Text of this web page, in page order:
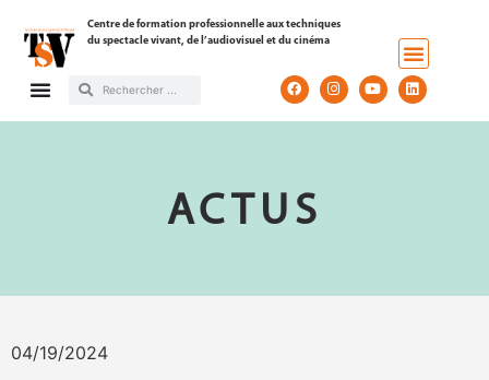
Centre de formation professionnelle aux techniques
du spectacle vivant, de l’audiovisuel et du cinéma
ACTUS
04/19/2024